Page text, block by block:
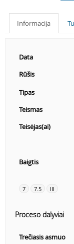
Informacija
Data
Rūšis
Tipas
Teismas
Teisėjas(ai)
Baigtis
7 7.5 III
Proceso dalyviai
Trečiasis asmuo